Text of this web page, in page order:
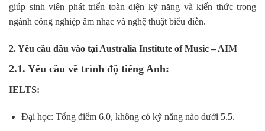
giúp sinh viên phát triển toàn diện kỹ năng và kiến thức trong
ngành công nghiệp âm nhạc và nghệ thuật biểu diễn.
2. Yêu cầu đầu vào tại Australia Institute of Music – AIM
2.1. Yêu cầu về trình độ tiếng Anh:
IELTS:
Đại học: Tổng điểm 6.0, không có kỹ năng nào dưới 5.5.